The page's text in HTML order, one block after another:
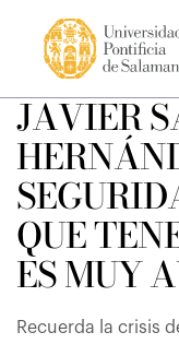
JAVIER
QUE
ES MUY
Recuerda la crisis